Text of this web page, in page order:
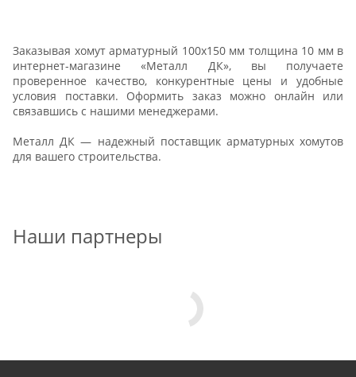
Заказывая хомут арматурный 100х150 мм толщина 10 мм в
интернет-магазине «Металл ДК», вы получаете
проверенное качество, конкурентные цены и удобные
условия поставки. Оформить заказ можно онлайн или
связавшись с нашими менеджерами.
Металл ДК — надежный поставщик арматурных хомутов
для вашего строительства.
Наши партнеры